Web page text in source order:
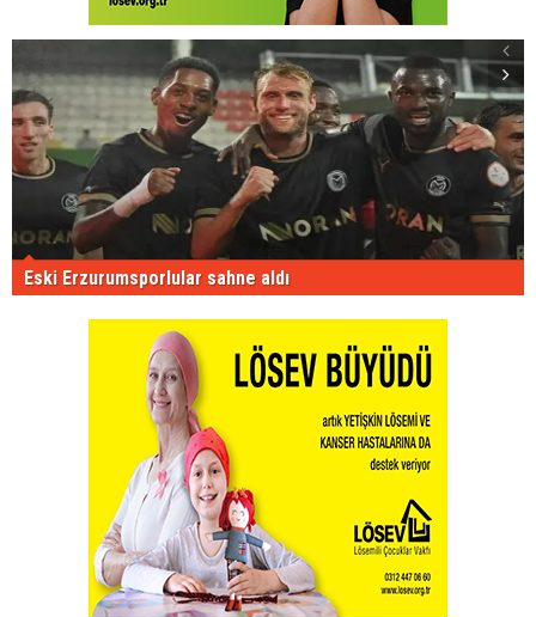
Eski Erzurumsporlular sahne aldı